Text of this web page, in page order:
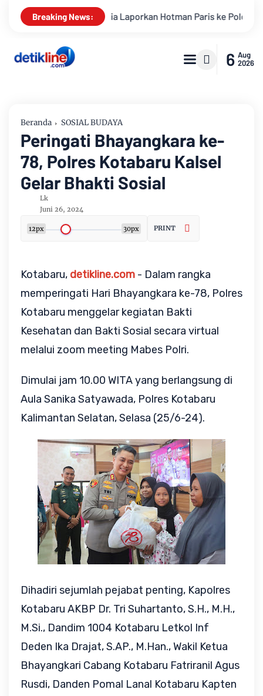
Breaking News:
Hotman Paris ke Polda Metro Jaya Terkait Dugaan
6 Aug
2026
Beranda SOSIAL BUDAYA
Peringati Bhayangkara ke-
78, Polres Kotabaru Kalsel
Gelar Bhakti Sosial
Lk
Juni 26, 2024
12px 30px PRINT
Kotabaru, detikline.com - Dalam rangka
memperingati Hari Bhayangkara ke-78, Polres
Kotabaru menggelar kegiatan Bakti
Kesehatan dan Bakti Sosial secara virtual
melalui zoom meeting Mabes Polri.
Dimulai jam 10.00 WITA yang berlangsung di
Aula Sanika Satyawada, Polres Kotabaru
Kalimantan Selatan, Selasa (25/6-24).
Dihadiri sejumlah pejabat penting, Kapolres
Kotabaru AKBP Dr. Tri Suhartanto, S.H., M.H.,
M.Si., Dandim 1004 Kotabaru Letkol Inf
Deden Ika Drajat, S.AP., M.Han., Wakil Ketua
Bhayangkari Cabang Kotabaru Fatriranil Agus
Rusdi, Danden Pomal Lanal Kotabaru Kapten